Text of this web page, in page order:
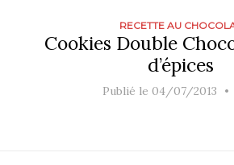
RECETTE AU
Cookies Double
d’épices
Publié le 04/07/2013